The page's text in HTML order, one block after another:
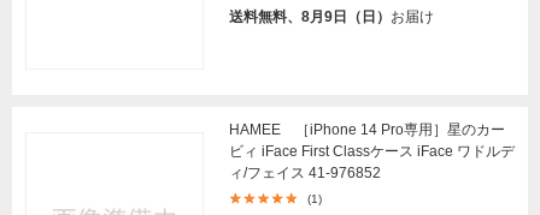
送料無料、8月9日（日） お届け
HAMEE ［iPhone 14 Pro専用］星のカー
ビィ iFace First Classケース iFace ワドルデ
ィ/フェイス 41-976852
(1)